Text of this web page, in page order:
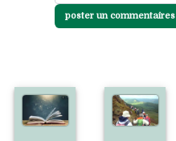
poster un commentaires